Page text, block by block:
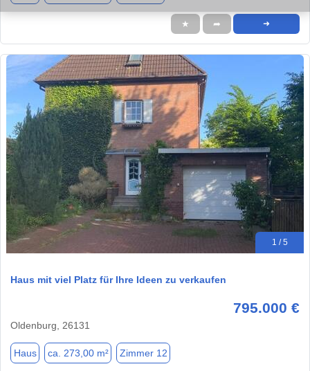
★ ➦ ➜
1 / 5
Haus mit viel Platz für Ihre Ideen zu verkaufen
795.000 €
Oldenburg, 26131
Haus ca. 273,00 m² Zimmer 12